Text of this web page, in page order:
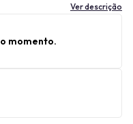
Ver descrição
momento.